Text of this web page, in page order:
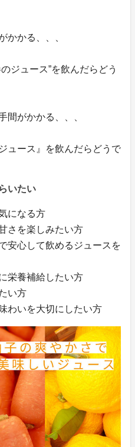
かかる、、、
ジュース”を飲んだらどう
間がかかる、、、
ュース』を飲んだらどうで
いたい
になる方
さを楽しみたい方
安心して飲めるジュースを
栄養補給したい方
い方
わいを大切にしたい方